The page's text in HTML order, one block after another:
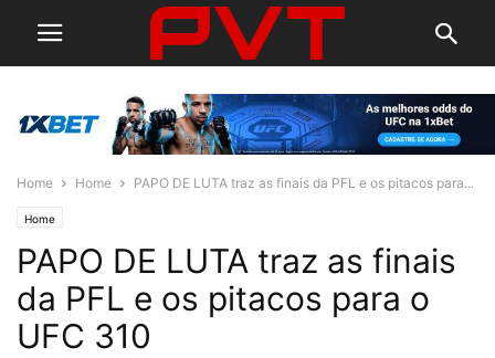
Home Home PAPO DE LUTA traz as finais da PFL e os pitacos para...
Home
PAPO DE LUTA traz as finais
da PFL e os pitacos para o
UFC 310